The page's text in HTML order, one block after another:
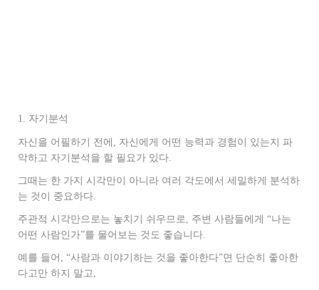
1. 자기분석
자신을 어필하기 전에, 자신에게 어떤 능력과 경험이 있는지 파
악하고 자기분석을 할 필요가 있다.
그때는 한 가지 시각만이 아니라 여러 각도에서 세밀하게 분석하
는 것이 중요하다.
주관적 시각만으로는 놓치기 쉬우므로, 주변 사람들에게 “나는
어떤 사람인가”를 물어보는 것도 좋습니다.
예를 들어, “사람과 이야기하는 것을 좋아한다”면 단순히 좋아한
다고만 하지 말고,